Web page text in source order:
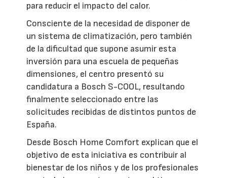
para reducir el impacto del calor.
Consciente de la necesidad de disponer de
un sistema de climatización, pero también
de la dificultad que supone asumir esta
inversión para una escuela de pequeñas
dimensiones, el centro presentó su
candidatura a Bosch S-COOL, resultando
finalmente seleccionado entre las
solicitudes recibidas de distintos puntos de
España.
Desde Bosch Home Comfort explican que el
objetivo de esta iniciativa es contribuir al
bienestar de los niños y de los profesionales